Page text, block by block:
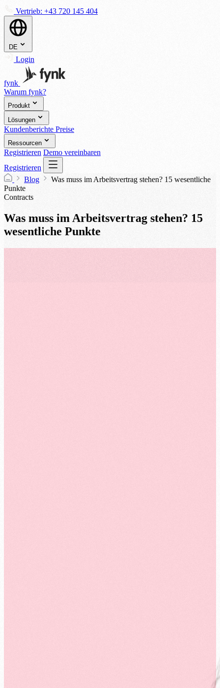
Vertrieb: +43 720 145 404
DE
Login
fynk
Warum fynk?
Produkt
Lösungen
Kundenberichte Preise
Ressourcen
Registrieren Demo vereinbaren
Registrieren
Blog
Was muss im Arbeitsvertrag stehen? 15 wesentliche
Punkte
Contracts
Was muss im Arbeitsvertrag stehen? 15
wesentliche Punkte